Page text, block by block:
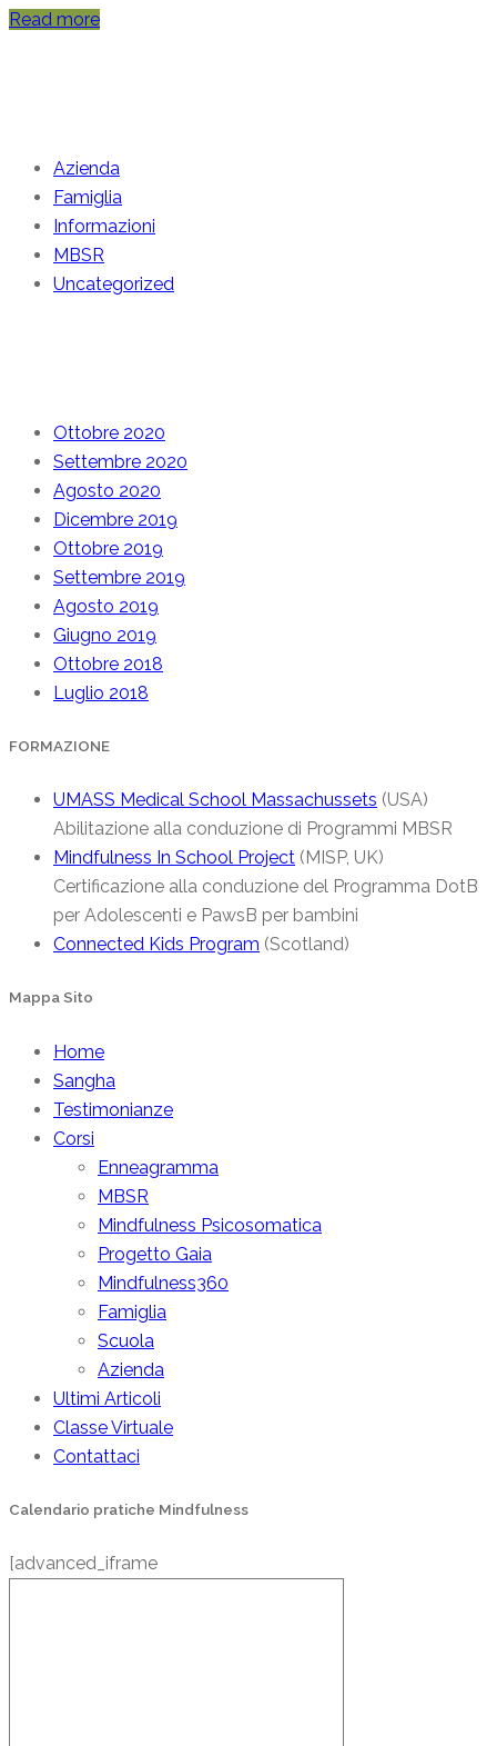
Read more
Azienda
Famiglia
Informazioni
MBSR
Uncategorized
Ottobre 2020
Settembre 2020
Agosto 2020
Dicembre 2019
Ottobre 2019
Settembre 2019
Agosto 2019
Giugno 2019
Ottobre 2018
Luglio 2018
FORMAZIONE
UMASS Medical School Massachussets (USA)
Abilitazione alla conduzione di Programmi MBSR
Mindfulness In School Project (MISP, UK)
Certificazione alla conduzione del Programma DotB
per Adolescenti e PawsB per bambini
Connected Kids Program (Scotland)
Mappa Sito
Home
Sangha
Testimonianze
Corsi
Enneagramma
MBSR
Mindfulness Psicosomatica
Progetto Gaia
Mindfulness360
Famiglia
Scuola
Azienda
Ultimi Articoli
Classe Virtuale
Contattaci
Calendario pratiche Mindfulness
[advanced_iframe